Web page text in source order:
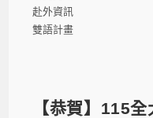
赴外資訊
雙語計畫
【恭賀】115